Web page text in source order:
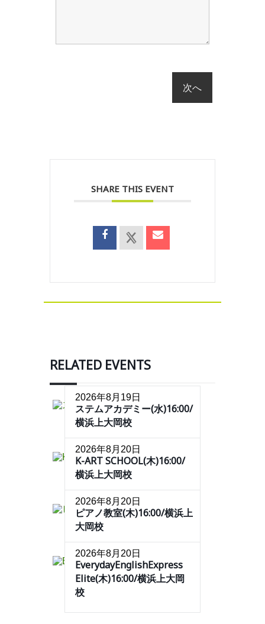
SHARE THIS EVENT
RELATED EVENTS
2026年8月19日
ステムアカデミー(水)16:00/
横浜上大岡校
2026年8月20日
K-ART SCHOOL(木)16:00/
横浜上大岡校
2026年8月20日
ピアノ教室(木)16:00/横浜上
大岡校
2026年8月20日
EverydayEnglishExpress
Elite(木)16:00/横浜上大岡
校